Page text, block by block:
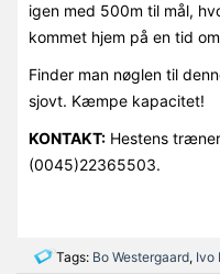
igen med 500m til mål,
kommet hjem på en tid
Finder man nøglen til
sjovt. Kæmpe kapacitet!
KONTAKT:Hestens
(0045)22365503.
Tags: Bo Westergaard, Ivo